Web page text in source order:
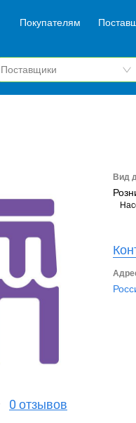
Покупателям
0 отзывов
Вид